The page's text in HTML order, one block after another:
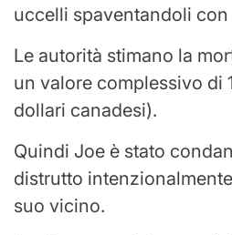
uccelli spaventandoli con
Le autorità stimano la
un valore complessivo di
dollari canadesi).
Quindi Joe è stato
distrutto
suo vicino.